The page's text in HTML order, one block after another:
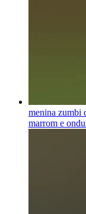
menina zumbi
marrom e